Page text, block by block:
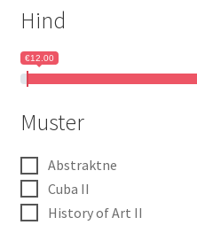
Hind
€12.00
Muster
Abstraktne
Cuba II
History of Art II